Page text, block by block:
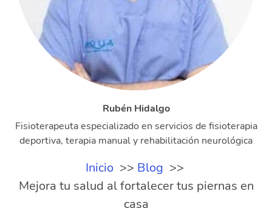
Rubén Hidalgo
Fisioterapeuta especializado en servicios de fisioterapia
deportiva, terapia manual y rehabilitación neurológica
Inicio
Blog
Mejora tu salud al fortalecer tus piernas en
casa